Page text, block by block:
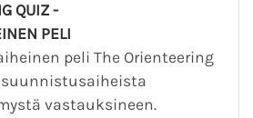
QUIZ -
PELI
peli The Orienteering
suunnistusaiheista
vastauksineen.